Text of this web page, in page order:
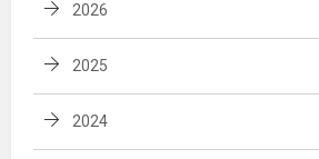
2026
2025
2024